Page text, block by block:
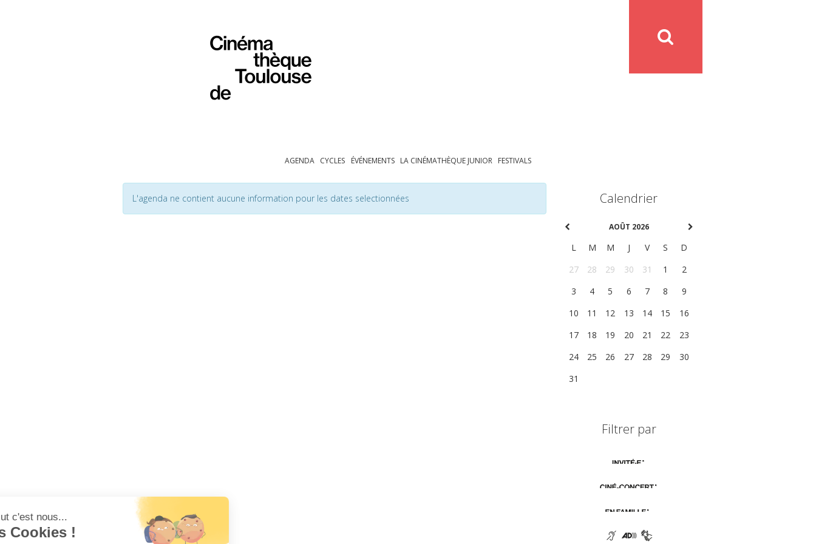
AGENDA CYCLES ÉVÉNEMENTS LA CINÉMATHÈQUE JUNIOR FESTIVALS
L'agenda ne contient aucune information pour les dates selectionnées Calendrier
AOÛT 2026
L M M J V S
D
27
28 29 30 31 1
2
3
4 5 6 7 8
9
10
11 12 13 14 15
16
17
18 19 20 21 22
23
24
25 26 27 28 29
30
31
Filtrer par